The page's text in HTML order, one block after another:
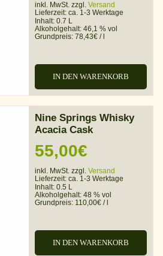
inkl. MwSt. zzgl. Versand
Lieferzeit: ca. 1-3 Werktage
Inhalt: 0.7 L
Alkoholgehalt: 46,1 % vol
Grundpreis: 78,43€ /
IN DEN WARENKORB
Nine Springs Whisky
Acacia Cask
55,00€
inkl. MwSt. zzgl. Versand
Lieferzeit: ca. 1-3 Werktage
Inhalt: 0.5 L
Alkoholgehalt: 48 % vol
Grundpreis: 110,00€ /l
IN DEN WARENKORB